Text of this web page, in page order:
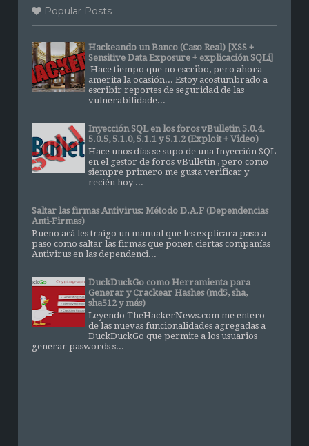
Popular Posts
Hackeando un Banco (Caso Real) [XSS +
Sensitive Data Exposure + explicación SQLi]
Hace tiempo que no escribo, pero ahora
amerita la ocasión... Estoy acostumbrado a
escribir reportes de seguridad de las
vulnerabilidade...
Inyección SQL en los foros vBulletin 5.0.4,
5.0.5, 5.1.0, 5.1.1 y 5.1.2 (Exploit + Video)
Hace unos días se supo de una Inyección SQL
en el gestor de foros vBulletin , pero como
siempre primero me gusta verificar y
recién hoy ...
Saltar las firmas Antivirus: Método D.A.F (Dependencias
Anti-Firmas)
Bueno acá les traigo un manual que les explicara paso a
paso como saltar las firmas que ponen ciertas compañías
Antivirus en las dependenci...
DuckDuckGo como Herramienta para
Generar y Crackear Hashes (md5, sha,
sha512 y más)
Leyendo TheHackerNews.com me entero
de las nuevas funcionalidades agregadas a
DuckDuckGo que permite a los usuarios
generar paswords s...